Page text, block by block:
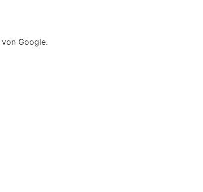
Google.